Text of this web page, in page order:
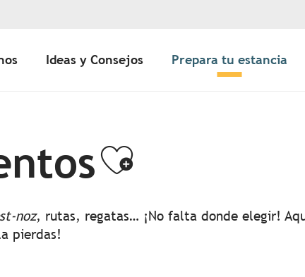
Ideas y Consejos Prepara tu estancia
Ajouter
noz, rutas, regatas… ¡No falta donde elegir!
pierdas!